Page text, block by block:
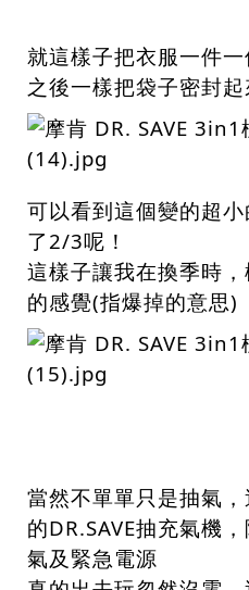
就這樣子把衣服一件
之後一樣把袋子密封
可以看到這個變的超
了2/3呢！
這樣子讓我在換季時
的感覺(指爆掉的意思)
當然不單單只是抽氣
的DR.SAVE抽充氣機
氣及緊急電源